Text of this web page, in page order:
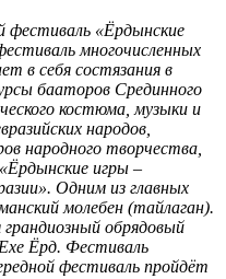
«Ёрдынские
многочисленных
в себя состязания в
бааторов Срединного
костюма, музыки и
народов,
народного творчества,
игры –
Одним из главных
молебен (тайлаган).
грандиозный обрядовый
Ёрд. Фестиваль
фестиваль пройдёт